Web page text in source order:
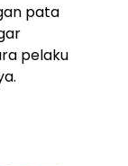
pata
pelaku